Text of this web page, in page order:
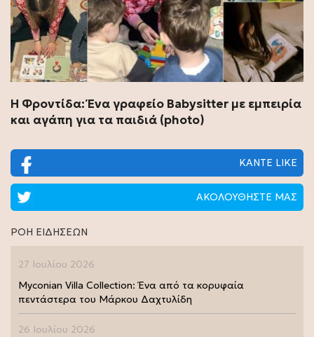
Η Φροντίδα: Ένα γραφείο Babysitter με εμπειρία
και αγάπη για τα παιδιά (photo)
ΚΑΝΤΕ LIKE
ΑΚΟΛΟΥΘΗΣΤΕ ΜΑΣ
ΡΟΗ ΕΙΔΗΣΕΩΝ
27 Ιουλίου 2026
Myconian Villa Collection: Ένα από τα κορυφαία
πεντάστερα του Μάρκου Δαχτυλίδη
26 Ιουλίου 2026